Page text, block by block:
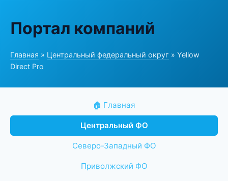
Портал компаний
Главная » Центральный федеральный округ » Yellow
Direct Pro
🏠 Главная
Центральный ФО
Северо-Западный ФО
Приволжский ФО